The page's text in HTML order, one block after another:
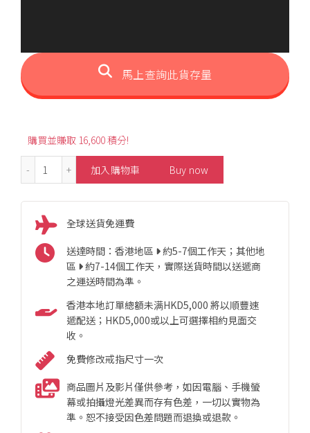
馬上查詢此貨存量
購買並賺取 16,600 積分!
1.95ct Fashion Royal Blue Sapphire Diamond Stud
加入購物車 Buy now
全球送貨免運費
送達時間：香港地區
約5-7個工作天；其他地
區
約7-14個工作天，實際送貨時間以送遞商
之運送時間為準。
香港本地訂單總額未满HKD5,000 將以順豐速
遞配送；HKD5,000或以上可選擇相約見面交
收。
免費修改戒指尺寸一次
商品圖片及影片僅供參考，如因電腦、手機螢
幕或拍攝燈光差異而存有色差，一切以實物為
準。恕不接受因色差問題而退換或退款。